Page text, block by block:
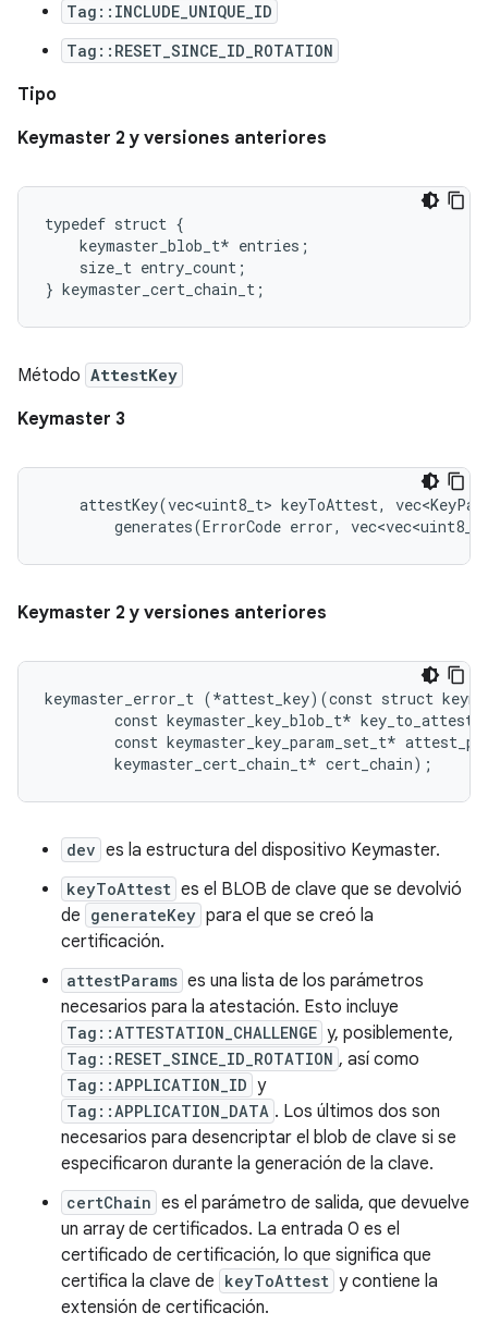
Tag::INCLUDE_UNIQUE_ID
Tag::RESET_SINCE_ID_ROTATION
Tipo
Keymaster 2 y versiones anteriores
typedef struct {
    keymaster_blob_t* entries;
    size_t entry_count;
Método AttestKey
Keymaster 3
attestKey(vec<uint8_t> keyToAttest,
generates(ErrorCode error,
Keymaster 2 y versiones anteriores
keymaster_error_t (*attest_key)(const struct
        const keymaster_key_blob_t* key_to_attest,
const keymaster_key_param_set_t*
dev es la estructura del dispositivo Keymaster.
keyToAttest es el BLOB de clave que se devolvió
de generateKey para el que se creó la
certificación.
attestParams es una lista de los parámetros
necesarios para la atestación. Esto incluye
Tag::ATTESTATION_CHALLENGE y, posiblemente,
Tag::RESET_SINCE_ID_ROTATION , así como
Tag::APPLICATION_ID y
Tag::APPLICATION_DATA . Los últimos dos son
necesarios para desencriptar el blob de clave si se
especificaron durante la generación de la clave.
certChain es el parámetro de salida, que devuelve
un array de certificados. La entrada 0 es el
certificado de certificación, lo que significa que
certifica la clave de keyToAttest y contiene la
extensión de certificación.